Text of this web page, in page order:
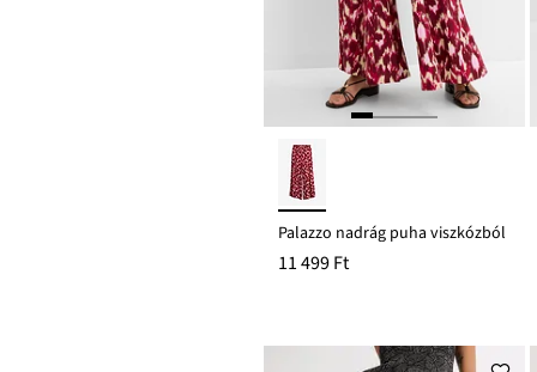
Palazzo nadrág puha viszkózból
11 499 Ft